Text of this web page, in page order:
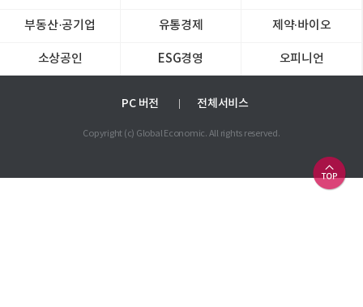
부동산·공기업 유통경제 제약∙바이오
소상공인 ESG경영 오피니언
PC 버전 전체서비스
Copyright (c) Global Economic. All rights reserved.